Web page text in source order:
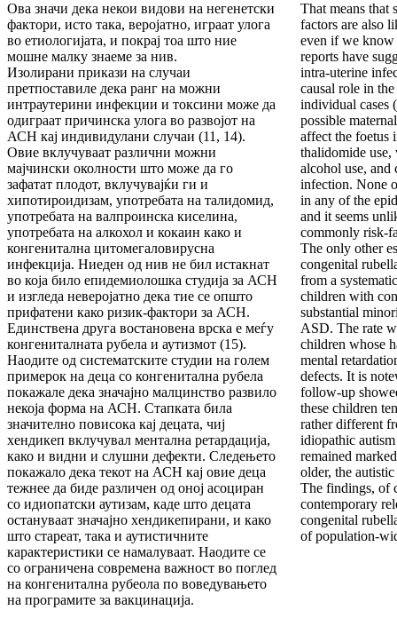
Ова значи дека некои видови на негенетски
фактори, исто така, веројатно, играат улога
во етиологијата, и покрај тоа што ние
мошне малку знаеме за нив.
Изолирани прикази на случаи
претпоставиле дека ранг на можни
интраутерини инфекции и токсини може да
одиграат причинска улога во развојот на
АСН кај индивидулани случаи (11, 14).
Овие вклучуваат различни можни
мајчински околности што може да го
зафатат плодот, вклучувајќи ги и
хипотироидизам, употребата на талидомид,
употребата на валпроинска киселина,
употребата на алкохол и кокаин како и
конгенитална цитомегаловирусна
инфекција. Ниеден од нив не бил истакнат
во која било епидемиолошка студија за АСН
и изгледа неверојатно дека тие се општо
прифатени како ризик-фактори за АСН.
Единствена друга востановена врска е меѓу
конгениталната рубела и аутизмот (15).
Наодите од систематските студии на голем
примерок на деца со конгенитална рубела
покажале дека значајно малцинство развило
некоја форма на АСН. Стапката била
значително повисока кај децата, чиј
хендикеп вклучувал ментална ретардација,
како и видни и слушни дефекти. Следењето
покажало дека текот на АСН кај овие деца
тежнее да биде различен од оној асоциран
со идиопатски аутизам, каде што децата
остануваат значајно хендикепирани, и како
што стареат, така и аутистичните
карактеристики се намалуваат. Наодите се
со ограничена современа важност во поглед
на конгенитална рубеола по воведувањето
на програмите за вакцинација.
That means that
factors are also
even if we know
reports have
intra-uterine
causal role in
individual cases
possible
affect the foetus
thalidomide use,
alcohol use, and
infection. None
in any of the
and it seems
commonly risk-
The only other
congenital
from a
children with
substantial
ASD. The rate
children whose
mental
defects. It is
follow-up
these children
rather different
idiopathic
remained
older, the
The findings, of
contemporary
congenital
of population-